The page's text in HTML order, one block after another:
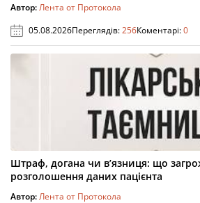
Автор:Лента от Протокола
05.08.2026Переглядів:256Коментарі:0
Штраф, догана чи в’язниця: що
розголошення даних пацієнта
Автор:Лента от Протокола